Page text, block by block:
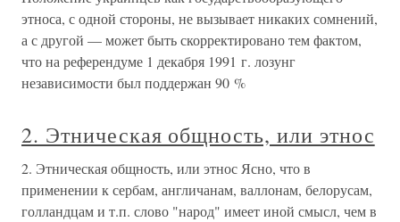
этноса, с одной стороны, не вызывает никаких сомнений,
а с другой — может быть скорректировано тем фактом,
что на референдуме 1 декабря 1991 г. лозунг
независимости был поддержан 90 %
2. Этническая общность, или этнос
2. Этническая общность, или этнос Ясно, что в
применении к сербам, англичанам, валлонам, белорусам,
голландцам и т.п. слово "народ" имеет иной смысл, чем в